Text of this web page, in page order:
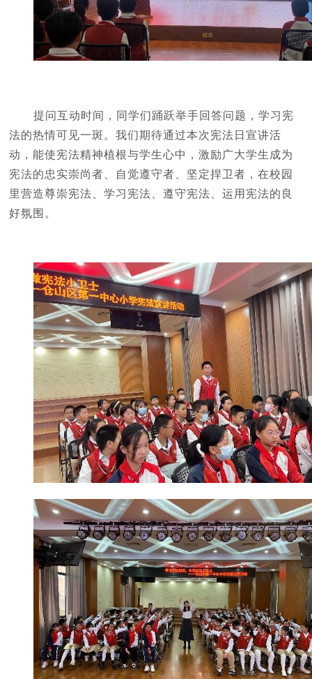
提问互动时间，同学们踊跃举手回答问题，学习宪
法的热情可见一斑。我们期待通过本次宪法日宣讲活
动，能使宪法精神植根与学生心中，激励广大学生成为
宪法的忠实崇尚者、自觉遵守者、坚定捍卫者，在校园
里营造尊崇宪法、学习宪法、遵守宪法、运用宪法的良
好氛围。